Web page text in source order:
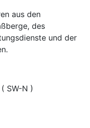
aus den
des
und der
SW-N )